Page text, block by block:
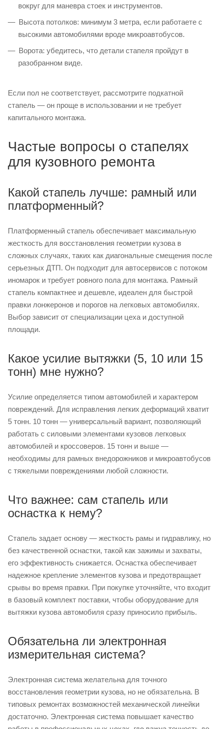
вокруг для маневра стоек и инструментов.
Высота потолков: минимум 3 метра, если работаете с
высокими автомобилями вроде микроавтобусов.
Ворота: убедитесь, что детали стапеля пройдут в
разобранном виде.
Если пол не соответствует, рассмотрите подкатной
стапель — он проще в использовании и не требует
капитального монтажа.
Частые вопросы о стапелях
для кузовного ремонта
Какой стапель лучше: рамный или
платформенный?
Платформенный стапель обеспечивает максимальную
жесткость для восстановления геометрии кузова в
сложных случаях, таких как диагональные смещения после
серьезных ДТП. Он подходит для автосервисов с потоком
иномарок и требует ровного пола для монтажа. Рамный
стапель компактнее и дешевле, идеален для быстрой
правки лонжеронов и порогов на легковых автомобилях.
Выбор зависит от специализации цеха и доступной
площади.
Какое усилие вытяжки (5, 10 или 15
тонн) мне нужно?
Усилие определяется типом автомобилей и характером
повреждений. Для исправления легких деформаций хватит
5 тонн. 10 тонн — универсальный вариант, позволяющий
работать с силовыми элементами кузовов легковых
автомобилей и кроссоверов. 15 тонн и выше —
необходимы для рамных внедорожников и микроавтобусов
с тяжелыми повреждениями любой сложности.
Что важнее: сам стапель или
оснастка к нему?
Стапель задает основу — жесткость рамы и гидравлику, но
без качественной оснастки, такой как зажимы и захваты,
его эффективность снижается. Оснастка обеспечивает
надежное крепление элементов кузова и предотвращает
срывы во время правки. При покупке уточняйте, что входит
в базовый комплект поставки, чтобы оборудование для
вытяжки кузова автомобиля сразу приносило прибыль.
Обязательна ли электронная
измерительная система?
Электронная система желательна для точного
восстановления геометрии кузова, но не обязательна. В
типовых ремонтах возможностей механической линейки
достаточно. Электронная система повышает качество